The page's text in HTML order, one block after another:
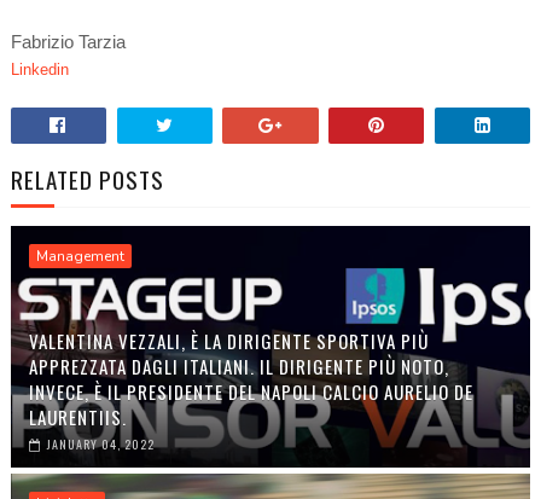
Fabrizio Tarzia
Linkedin
RELATED POSTS
Management
VALENTINA VEZZALI, È LA DIRIGENTE SPORTIVA PIÙ
APPREZZATA DAGLI ITALIANI. IL DIRIGENTE PIÙ NOTO,
INVECE, È IL PRESIDENTE DEL NAPOLI CALCIO AURELIO DE
LAURENTIIS.
JANUARY 04, 2022